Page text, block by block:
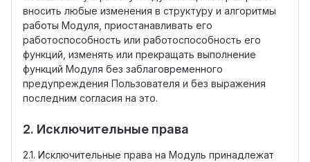
вносить любые изменения в структуру и алгоритмы
работы Модуля, приостанавливать его
работоспособность или работоспособность его
функций, изменять или прекращать выполнение
функций Модуля без заблаговременного
предупреждения Пользователя и без выражения
последним согласия на это.
2. Исключительные права
2.1. Исключительные права на Модуль принадлежат